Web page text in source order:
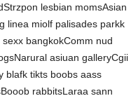
lesbian momsAsian
linea miolf palisades parkk
bangkokComm nud
asiuan galleryCgii
blafk tikts boobs aass
rabbitsLaraa sann